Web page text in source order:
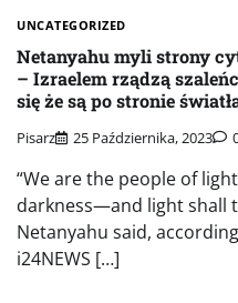
UNCATEGORIZED
Netanyahu myli strony
– Izraelem rządzą
się że są po stronie
Pisarz 25 Października, 2023
“We are the people of
darkness—and light shall
Netanyahu said,
i24NEWS […]